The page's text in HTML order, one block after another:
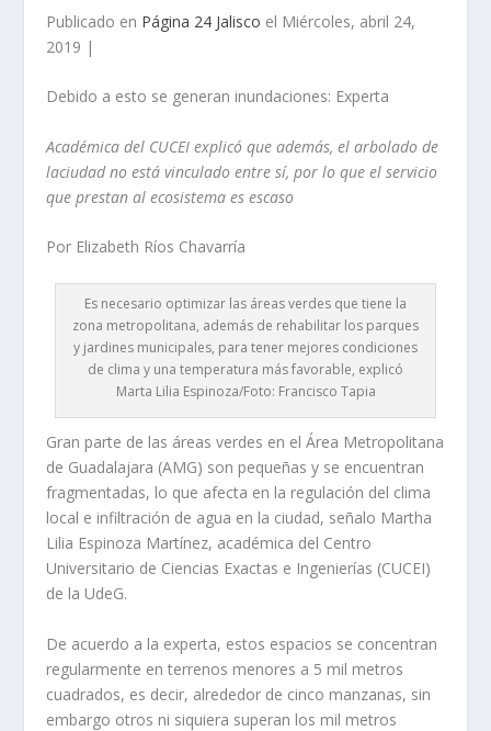
Publicado en Página 24 Jalisco el Miércoles, abril 24,
2019 |
Debido a esto se generan inundaciones: Experta
Académica del CUCEI explicó que además, el arbolado de
laciudad no está vinculado entre sí, por lo que el servicio
que prestan al ecosistema es escaso
Por Elizabeth Ríos Chavarría
Es necesario optimizar las áreas verdes que tiene la
zona metropolitana, además de rehabilitar los parques
y jardines municipales, para tener mejores condiciones
de clima y una temperatura más favorable, explicó
Marta Lilia Espinoza/Foto: Francisco Tapia
Gran parte de las áreas verdes en el Área Metropolitana
de Guadalajara (AMG) son pequeñas y se encuentran
fragmentadas, lo que afecta en la regulación del clima
local e infiltración de agua en la ciudad, señalo Martha
Lilia Espinoza Martínez, académica del Centro
Universitario de Ciencias Exactas e Ingenierías (CUCEI)
de la UdeG.
De acuerdo a la experta, estos espacios se concentran
regularmente en terrenos menores a 5 mil metros
cuadrados, es decir, alrededor de cinco manzanas, sin
embargo otros ni siquiera superan los mil metros